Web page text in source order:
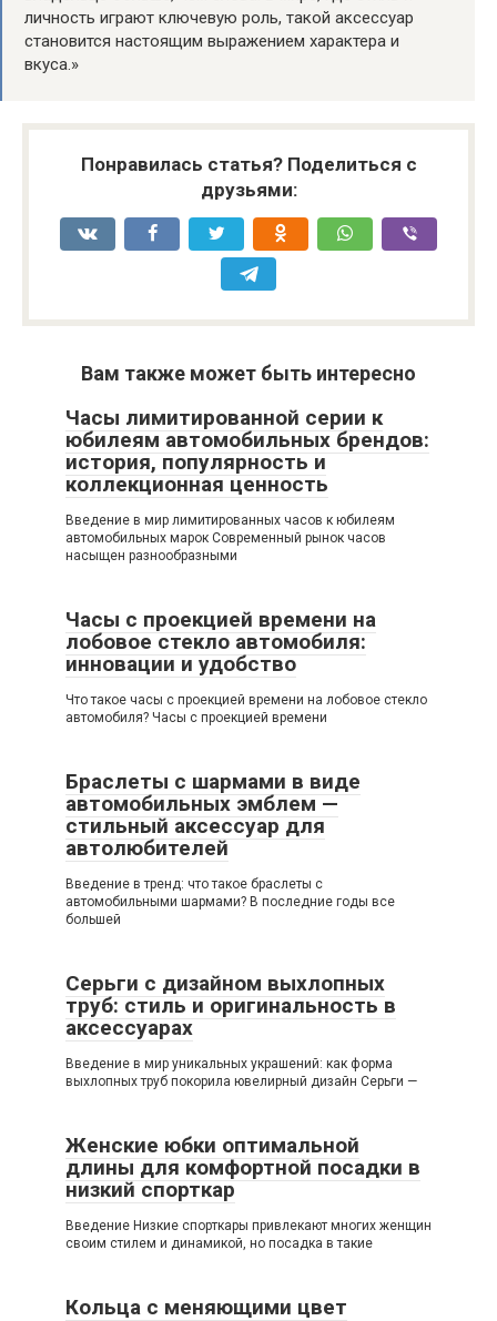
личность играют ключевую роль, такой аксессуар
становится настоящим выражением характера и
вкуса.»
Понравилась статья? Поделиться с
друзьями:
Вам также может быть интересно
Часы лимитированной серии к
юбилеям автомобильных брендов:
история, популярность и
коллекционная ценность
Введение в мир лимитированных часов к юбилеям
автомобильных марок Современный рынок часов
насыщен разнообразными
Часы с проекцией времени на
лобовое стекло автомобиля:
инновации и удобство
Что такое часы с проекцией времени на лобовое стекло
автомобиля? Часы с проекцией времени
Браслеты с шармами в виде
автомобильных эмблем —
стильный аксессуар для
автолюбителей
Введение в тренд: что такое браслеты с
автомобильными шармами? В последние годы все
большей
Серьги с дизайном выхлопных
труб: стиль и оригинальность в
аксессуарах
Введение в мир уникальных украшений: как форма
выхлопных труб покорила ювелирный дизайн Серьги —
Женские юбки оптимальной
длины для комфортной посадки в
низкий спорткар
Введение Низкие спорткары привлекают многих женщин
своим стилем и динамикой, но посадка в такие
Кольца с меняющими цвет